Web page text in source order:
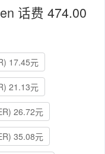
话费 474.00
17.45元
21.13元
26.72元
35.08元